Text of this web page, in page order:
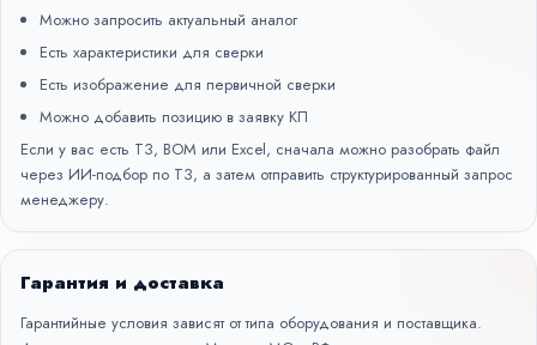
Можно запросить актуальный аналог
Есть характеристики для сверки
Есть изображение для первичной сверки
Можно добавить позицию в заявку КП
Если у вас есть ТЗ, BOM или Excel, сначала можно разобрать файл
через ИИ-подбор по ТЗ, а затем отправить структурированный запрос
менеджеру.
Гарантия и доставка
Гарантийные условия зависят от типа оборудования и поставщика.